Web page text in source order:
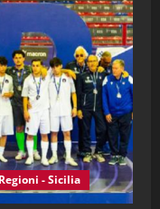
28^ Puntata
2026)
Sport News
27^ Puntata
2026)
- Sicilia